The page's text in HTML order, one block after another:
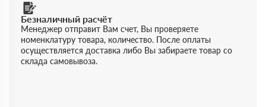
Безналичный расчёт
Менеджер отправит Вам счет, Вы проверяете
номенклатуру товара, количество. После оплаты
осуществляется доставка либо Вы забираете товар со
склада самовывоза.